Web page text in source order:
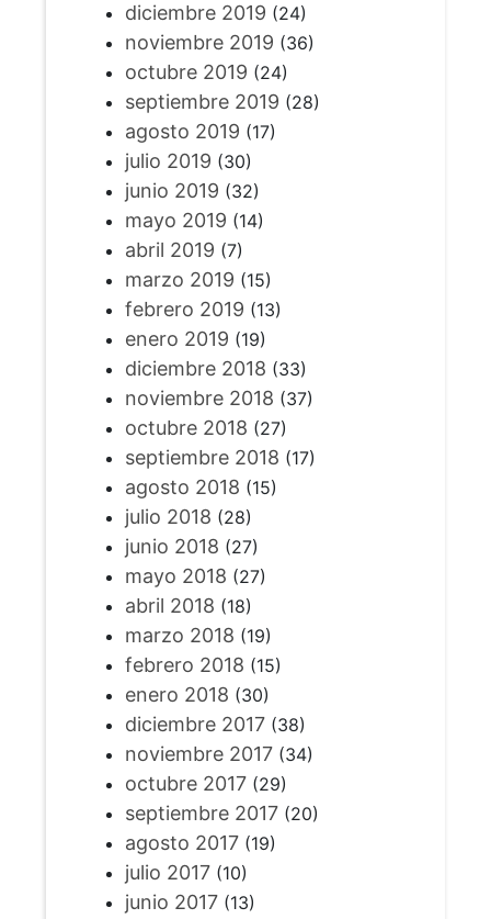
diciembre 2019 (24)
noviembre 2019 (36)
octubre 2019 (24)
septiembre 2019 (28)
agosto 2019 (17)
julio 2019 (30)
junio 2019 (32)
mayo 2019 (14)
abril 2019 (7)
marzo 2019 (15)
febrero 2019 (13)
enero 2019 (19)
diciembre 2018 (33)
noviembre 2018 (37)
octubre 2018 (27)
septiembre 2018 (17)
agosto 2018 (15)
julio 2018 (28)
junio 2018 (27)
mayo 2018 (27)
abril 2018 (18)
marzo 2018 (19)
febrero 2018 (15)
enero 2018 (30)
diciembre 2017(38)
noviembre 2017(34)
octubre 2017(29)
septiembre 2017(20)
agosto 2017(19)
julio 2017(10)
junio 2017(13)